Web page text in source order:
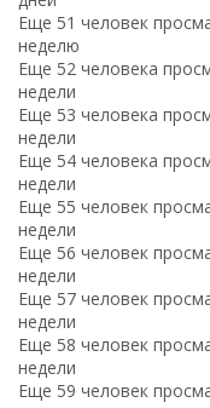
Еще 51 человек
неделю
Еще 52 человека
недели
Еще 53 человека
недели
Еще 54 человека
недели
Еще 55 человек
недели
Еще 56 человек
недели
Еще 57 человек
недели
Еще 58 человек
недели
Еще 59 человек